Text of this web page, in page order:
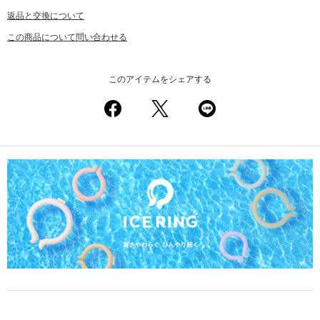
返品と交換について
この商品について問い合わせる
このアイテムをシェアする